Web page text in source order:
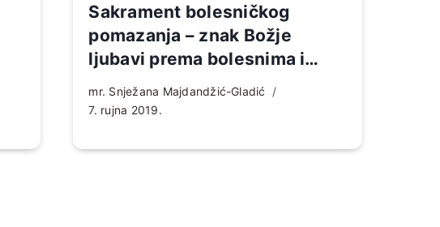
Sakrament bolesničkog
pomazanja – znak Božje
ljubavi prema bolesnima i
nemoćnima
mr. Snježana Majdandžić-Gladić
7. rujna 2019.